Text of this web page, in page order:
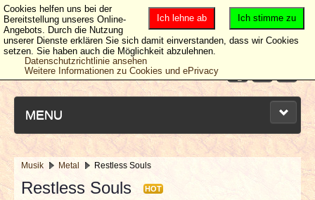
MENU
NEUESTE ARTIKEL
Musik Metal Restless Souls
Restless Souls HOT
Ich stimme zu
Ich lehne ab
Cookies helfen uns bei der
Bereitstellung unseres Online-
Angebots. Durch die Nutzung
unserer Dienste erklären Sie sich damit einverstanden, dass wir Cookies
setzen. Sie haben auch die Möglichkeit abzulehnen.
Datenschutzrichtlinie ansehen
Weitere Informationen zu Cookies und ePrivacy